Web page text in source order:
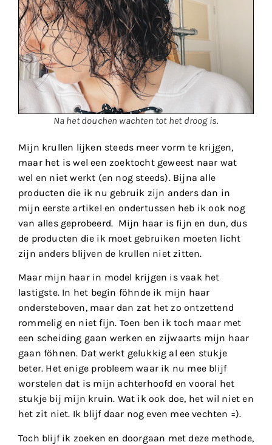
Na het douchen wachten tot het droog is.
Mijn krullen lijken steeds meer vorm te krijgen,
maar het is wel een zoektocht geweest naar wat
wel en niet werkt (en nog steeds). Bijna alle
producten die ik nu gebruik zijn anders dan in
mijn eerste artikel en ondertussen heb ik ook nog
van alles geprobeerd. Mijn haar is fijn en dun, dus
de producten die ik moet gebruiken moeten licht
zijn anders blijven de krullen niet zitten.
Maar mijn haar in model krijgen is vaak het
lastigste. In het begin föhnde ik mijn haar
ondersteboven, maar dan zat het zo ontzettend
rommelig en niet fijn. Toen ben ik toch maar met
een scheiding gaan werken en zijwaarts mijn haar
gaan föhnen. Dat werkt gelukkig al een stukje
beter. Het enige probleem waar ik nu mee blijf
worstelen dat is mijn achterhoofd en vooral het
stukje bij mijn kruin. Wat ik ook doe, het wil niet en
het zit niet. Ik blijf daar nog even mee vechten =).
Toch blijf ik zoeken en doorgaan met deze methode,